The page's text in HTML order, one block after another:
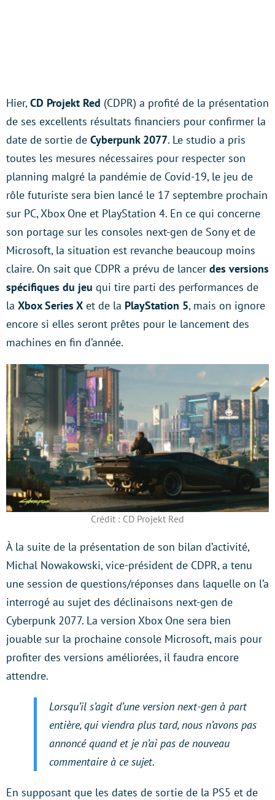
Hier,CD Projekt Red (CDPR) a profité de la présentation
de ses excellents résultats financiers pour confirmer la
date de sortie de Cyberpunk 2077. Le studio a pris
toutes les mesures nécessaires pour respecter son
planning malgré la pandémie de Covid-19, le jeu de
rôle futuriste sera bien lancé le 17 septembre prochain
sur PC, Xbox One et PlayStation 4. En ce qui concerne
son portage sur les consoles next-gen de Sony et de
Microsoft, la situation est revanche beaucoup moins
claire. On sait que CDPR a prévu de lancer des versions
spécifiques du jeu qui tire parti des performances de
la Xbox Series X et de la PlayStation 5, mais on ignore
encore si elles seront prêtes pour le lancement des
machines en fin d’année.
Crédit : CD Projekt Red
À la suite de la présentation de son bilan d’activité,
Michal Nowakowski, vice-président de CDPR, a tenu
une session de questions/réponses dans laquelle on l’a
interrogé au sujet des déclinaisons next-gen de
Cyberpunk 2077. La version Xbox One sera bien
jouable sur la prochaine console Microsoft, mais pour
profiter des versions améliorées, il faudra encore
attendre.
Lorsqu’il s’agit d’une version next-gen à part
entière, qui viendra plus tard, nous n’avons pas
annoncé quand et je n’ai pas de nouveau
commentaire à ce sujet.
En supposant que les dates de sortie de la PS5 et de